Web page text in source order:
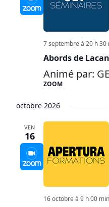
7 septembre à 20 h 30
Abords de Lacan
Animé par:
ZOOM
octobre 2026
VEN
16
16 octobre à 9 h 00 min